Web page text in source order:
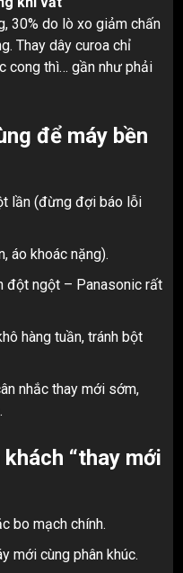
30% do lò xo giảm chấn
Thay dây curoa chỉ
cong thì… gần như phải
để máy bền
lần (đừng đợi báo lỗi
áo khoác nặng).
đột ngột – Panasonic rất
hàng tuần, tránh bột
nhắc thay mới sớm,
“thay mới
bo mạch chính.
mới cùng phân khúc.